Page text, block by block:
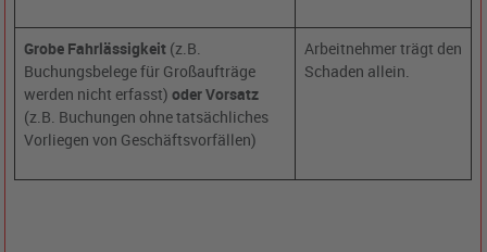
Grobe Fahrlässigkeit (z.B.
Buchungsbelege für Großaufträge
werden nicht erfasst)oder Vorsatz
(z.B. Buchungen ohne tatsächliches
Vorliegen von Geschäftsvorfällen)
Arbeitnehmer trägt den
Schaden allein.